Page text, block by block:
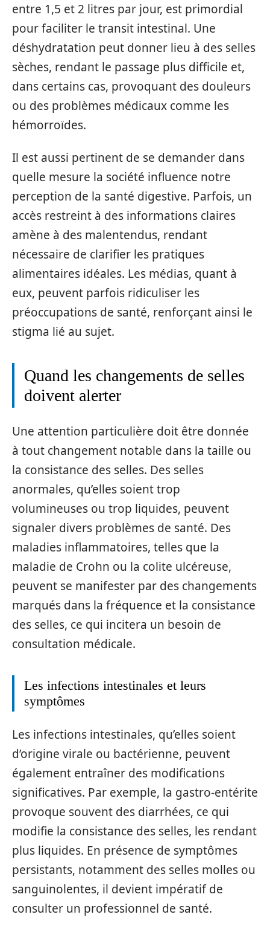
entre 1,5 et 2 litres par jour, est primordial
pour faciliter le transit intestinal. Une
déshydratation peut donner lieu à des selles
sèches, rendant le passage plus difficile et,
dans certains cas, provoquant des douleurs
ou des problèmes médicaux comme les
hémorroïdes.
Il est aussi pertinent de se demander dans
quelle mesure la société influence notre
perception de la santé digestive. Parfois, un
accès restreint à des informations claires
amène à des malentendus, rendant
nécessaire de clarifier les pratiques
alimentaires idéales. Les médias, quant à
eux, peuvent parfois ridiculiser les
préoccupations de santé, renforçant ainsi le
stigma lié au sujet.
Quand les changements de selles
doivent alerter
Une attention particulière doit être donnée
à tout changement notable dans la taille ou
la consistance des selles. Des selles
anormales, qu’elles soient trop
volumineuses ou trop liquides, peuvent
signaler divers problèmes de santé. Des
maladies inflammatoires, telles que la
maladie de Crohn ou la colite ulcéreuse,
peuvent se manifester par des changements
marqués dans la fréquence et la consistance
des selles, ce qui incitera un besoin de
consultation médicale.
Les infections intestinales et leurs
symptômes
Les infections intestinales, qu’elles soient
d’origine virale ou bactérienne, peuvent
également entraîner des modifications
significatives. Par exemple, la gastro-entérite
provoque souvent des diarrhées, ce qui
modifie la consistance des selles, les rendant
plus liquides. En présence de symptômes
persistants, notamment des selles molles ou
sanguinolentes, il devient impératif de
consulter un professionnel de santé.